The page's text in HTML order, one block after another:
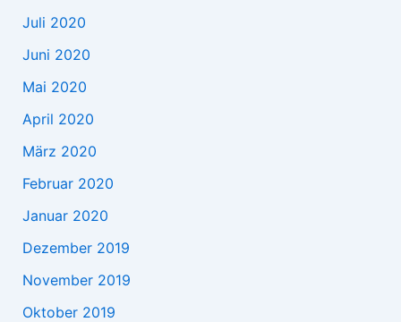
Juli 2020
Juni 2020
Mai 2020
April 2020
März 2020
Februar 2020
Januar 2020
Dezember 2019
November 2019
Oktober 2019